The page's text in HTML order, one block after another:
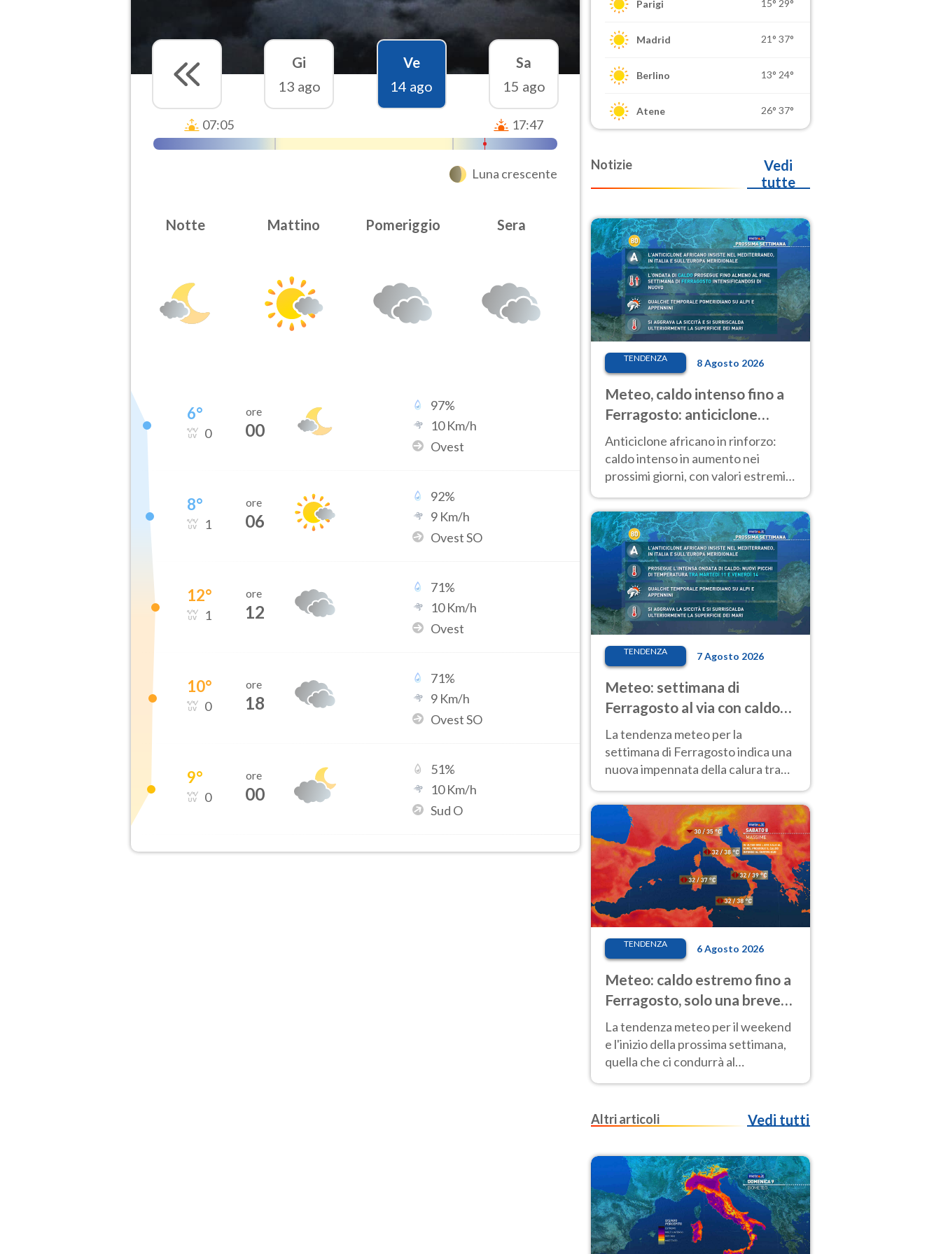
Gi
13 ago
Ve
14 ago
Sa
15 ago
07:05 17:47
Luna crescente
Notte Mattino Pomeriggio Sera
6°
0
ore
00
97%
10Km/h
Ovest
8°
1
ore
06
92%
9 Km/h
Ovest SO
12°
1
ore
12
71%
10Km/h
Ovest
10°
0
ore
18
71%
9 Km/h
Ovest SO
9°
0
ore
00
51%
10Km/h
Sud O
Parigi 15° 29°
Madrid 21° 37°
Berlino 13° 24°
Atene 26° 37°
Notizie
Vedi
tutte
TENDENZA 8 Agosto 2026
Meteo, caldo intenso fino a
Ferragosto: anticiclone
africano ancora
protagonista
Anticiclone africano in rinforzo:
caldo intenso in aumento nei
prossimi giorni, con valori estremi
d’Italia
TENDENZA 7 Agosto 2026
Meteo: settimana di
Ferragosto al via con caldo
intenso e qualche temporale
La tendenza meteo per la
settimana di Ferragosto indica una
nuova impennata della calura tra
anche al Nord.
TENDENZA 6 Agosto 2026
Meteo: caldo estremo fino a
Ferragosto, solo una breve
pausa. Ecco dove
La tendenza meteo per il weekend
e l'inizio della prossima settimana,
quella che ci condurrà al
Ferragosto, vede ancora
Altri articoli
Vedi tutti